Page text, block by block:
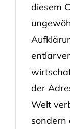
diesem
der
Welt
sondern